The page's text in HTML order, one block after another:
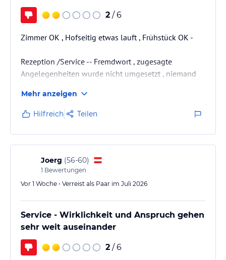
2 / 6
Zimmer OK , Hofseitig etwas lauft , Frühstück OK -
Rezeption /Service -- Fremdwort , zugesagte
Angelegenheiten wurde nicht umgesetzt , niemand
Mehr anzeigen
Hilfreich Teilen
Joerg (56-60)
1 Bewertungen
Vor 1 Woche • Verreist als Paar im Juli 2026
Service - Wirklichkeit und Anspruch gehen
sehr weit auseinander
2 / 6